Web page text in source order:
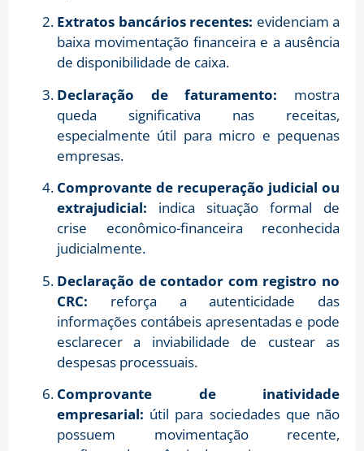
Extratos bancários recentes: evidenciam a
baixa movimentação financeira e a ausência
de disponibilidade de caixa.
Declaração de faturamento: mostra
queda significativa nas receitas,
especialmente útil para micro e pequenas
empresas.
Comprovante de recuperação judicial ou
extrajudicial: indica situação formal de
crise econômico-financeira reconhecida
judicialmente.
Declaração de contador com registro no
CRC: reforça a autenticidade das
informações contábeis apresentadas e pode
esclarecer a inviabilidade de custear as
despesas processuais.
Comprovante de inatividade
empresarial: útil para sociedades que não
possuem movimentação recente,